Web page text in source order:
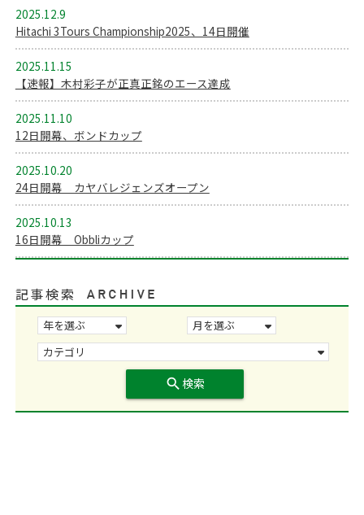
2025.12.9
Hitachi 3Tours Championship2025、14日開催
2025.11.15
【速報】木村彩子が正真正銘のエース達成
2025.11.10
12日開幕、ボンドカップ
2025.10.20
24日開幕 カヤバレジェンズオープン
2025.10.13
16日開幕 Obbliカップ
記事検索
search 検索